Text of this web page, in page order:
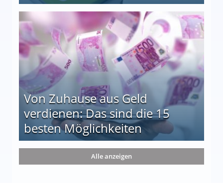
auf einen Blick
Von Zuhause aus Geld
verdienen: Das sind die 15
besten Möglichkeiten
die 15 besten Möglichkeiten
Alle anzeigen